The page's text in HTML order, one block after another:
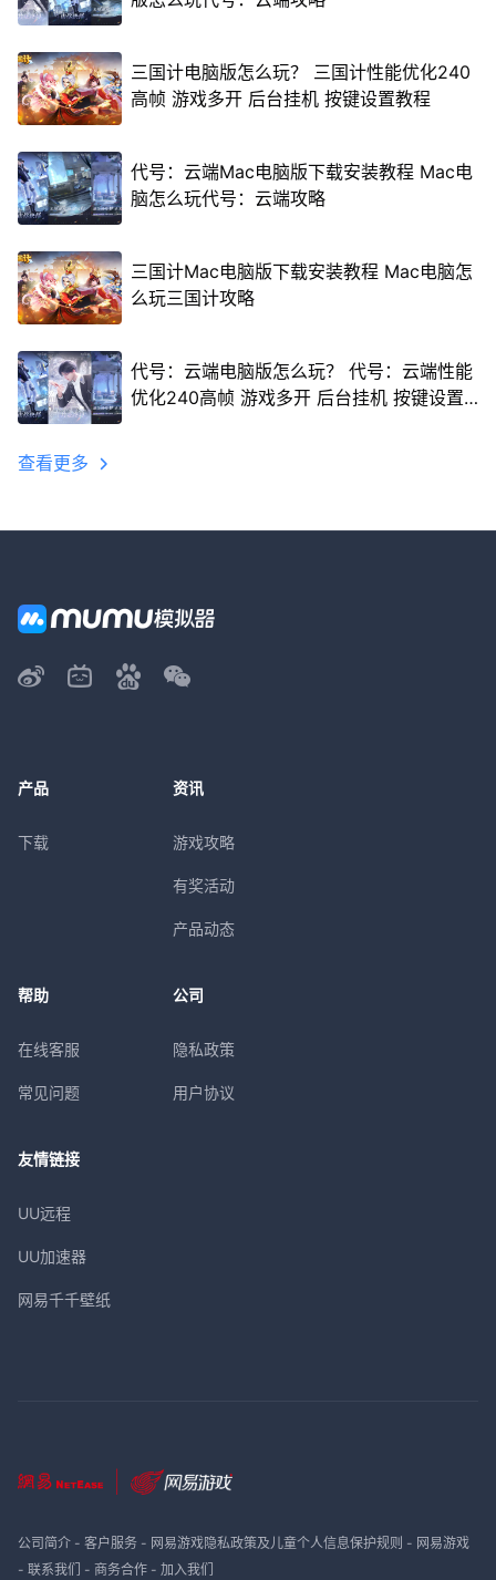
三国计电脑版怎么玩？ 三国计性能优化240
高帧 游戏多开 后台挂机 按键设置教程
代号：云端Mac电脑版下载安装教程 Mac电
脑怎么玩代号：云端攻略
三国计Mac电脑版下载安装教程 Mac电脑怎
么玩三国计攻略
代号：云端电脑版怎么玩？ 代号：云端性能
优化240高帧 游戏多开 后台挂机 按键设置
查看更多
产品
下载
资讯
游戏攻略
有奖活动
产品动态
帮助
在线客服
常见问题
公司
隐私政策
用户协议
友情链接
UU远程
UU加速器
网易千千壁纸
公司简介- 客户服务- 网易游戏隐私政策及儿童个人信息保护规则 - 网易游戏
- 联系我们 - 商务合作- 加入我们